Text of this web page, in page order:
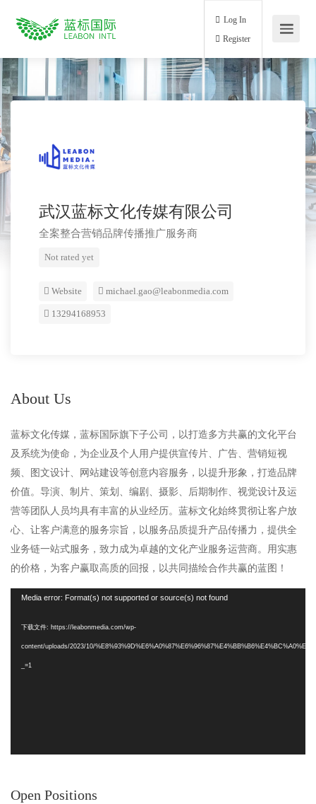
Log In
武汉蓝标文化传媒有限公司
全案整合营销品牌传播推广服务商
Not rated yet
Website michael.gao@leabonmedia.com
13294168953
About Us
蓝标文化传媒，蓝标国际旗下子公司，以打造多方共赢的文化平台
及系统为使命，为企业及个人用户提供宣传片、广告、营销短视
频、图文设计、网站建设等创意内容服务，以提升形象，打造品牌
价值。导演、制片、策划、编剧、摄影、后期制作、视觉设计及运
营等团队人员均具有丰富的从业经历。蓝标文化始终贯彻让客户放
心、让客户满意的服务宗旨，以服务品质提升产品传播力，提供全
业务链一站式服务，致力成为卓越的文化产业服务运营商。用实惠
的价格，为客户赢取高质的回报，以共同描绘合作共赢的蓝图！
Media error: Format(s) not supported or source(s) not found
下载文件: https://leabonmedia.com/wp-
content/uploads/2023/10/
_=1
Open Positions